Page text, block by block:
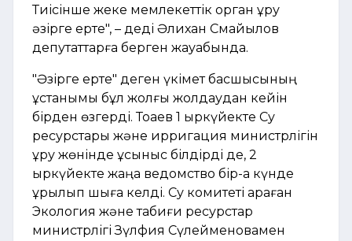
Тиісінше жеке мемлекеттік орган құру
әзірге ерте", – деді Әлихан Смайылов
депутаттарға берген жауабында.
"Әзірге ерте" деген үкімет басшысының
ұстанымы бұл жолғы жолдаудан кейін
бірден өзгерді. Тоқаев 1 қыркүйекте Су
ресурстары және ирригация министрлігін
құру жөнінде ұсыныс білдірді де, 2
қыркүйекте жаңа ведомство бір-ақ күнде
құрылып шыға келді. Су комитеті қараған
Экология және табиғи ресурстар
министрлігі Зүлфия Сүлейменовамен